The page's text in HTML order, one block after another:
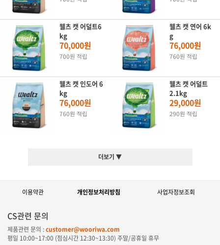
웰츠 캣 어덜트6
kg
70,000원
700원 적립
웰츠 캣 연어 6k
g
76,000원
760원 적립
웰츠 캣 인도어 6
kg
76,000원
760원 적립
웰츠 캣 어덜트
2.1kg
29,000원
290원 적립
더보기 ▼
이용약관 개인정보처리방침 사업자정보조회
CS관련 문의
제품관련 문의 :customer@wooriwa.com
평일 10:00~17:00 (점심시간 12:30~13:30) 주말/공휴일 휴무